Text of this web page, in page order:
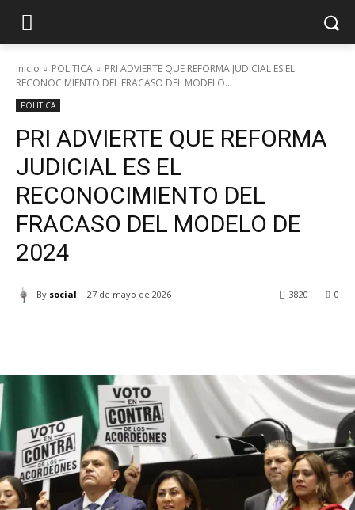
Inicio POLITICA
PRI ADVIERTE QUE REFORMA JUDICIAL ES EL
RECONOCIMIENTO DEL FRACASO DEL MODELO...
POLITICA
PRI ADVIERTE QUE REFORMA
JUDICIAL ES EL
RECONOCIMIENTO DEL
FRACASO DEL MODELO DE
2024
By social 27 de mayo de 2026 0
3820